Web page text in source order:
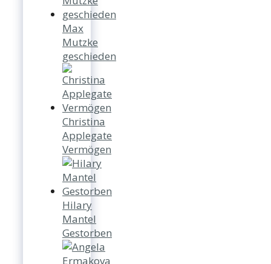
Max
Mutzke
geschieden
Christina
Applegate
Vermögen
Hilary
Mantel
Gestorben